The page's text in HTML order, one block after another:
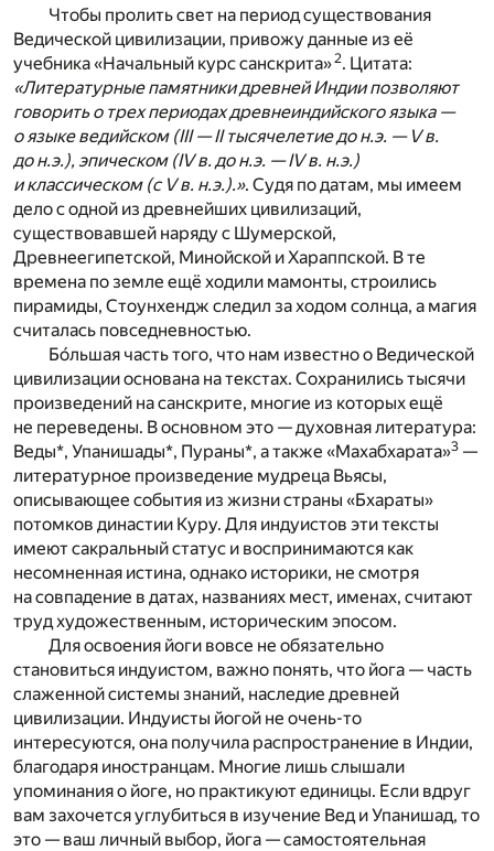
Чтобы пролить свет на период существования
Ведической цивилизации, привожу данные из её
учебника «Начальный курс санскрита»2. Цитата:
«Литературные памятники древней Индии позволяют
говорить о трех периодах древнеиндийского языка —
о языке ведийском (III — II тысячелетие до н.э. — V в.
до н.э.), эпическом (IV в. до н.э. — IV в. н.э.)
и классическом (с V в. н.э.).». Судя по датам, мы имеем
дело с одной из древнейших цивилизаций,
существовавшей наряду с Шумерской,
Древнеегипетской, Минойской и Хараппской. В те
времена по земле ещё ходили мамонты, строились
пирамиды, Стоунхендж следил за ходом солнца, а магия
считалась повседневностью.
Бо́льшая часть того, что нам известно о Ведической
цивилизации основана на текстах. Сохранились тысячи
произведений на санскрите, многие из которых ещё
не переведены. В основном это — духовная литература:
Веды*, Упанишады*, Пураны*, а также «Махабхарата»3 —
литературное произведение мудреца Вьясы,
описывающее события из жизни страны «Бхараты»
потомков династии Куру. Для индуистов эти тексты
имеют сакральный статус и воспринимаются как
несомненная истина, однако историки, не смотря
на совпадение в датах, названиях мест, именах, считают
труд художественным, историческим эпосом.
Для освоения йоги вовсе не обязательно
становиться индуистом, важно понять, что йога — часть
слаженной системы знаний, наследие древней
цивилизации. Индуисты йогой не очень-то
интересуются, она получила распространение в Индии,
благодаря иностранцам. Многие лишь слышали
упоминания о йоге, но практикуют единицы. Если вдруг
вам захочется углубиться в изучение Вед и Упанишад, то
это — ваш личный выбор, йога — самостоятельная